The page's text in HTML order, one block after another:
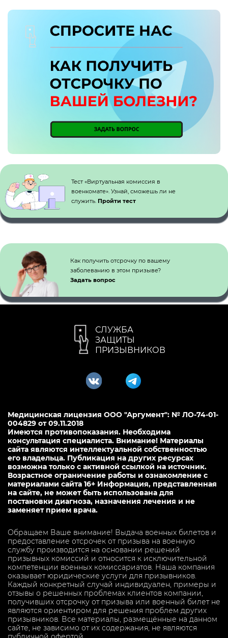
Тест «Виртуальная комиссия в
военкомате». Узнай, сможешь ли не
служить. Пройти тест
Как получить отсрочку по вашему
заболеванию в этом призыве?
Задать вопрос
СЛУЖБА
ЗАЩИТЫ
ПРИЗЫВНИКОВ
Медицинская лицензия ООО "Аргумент": № ЛО-74-01-
004829 от 09.11.2018
Имеются противопоказания. Необходима
консультация специалиста. Внимание! Материалы
сайта являются интеллектуальной собственностью
его владельца. Публикация на других ресурсах
возможна только с активной ссылкой на источник.
Возрастное ограничение работы и ознакомление с
материалами сайта 16+ Информация, представленная
на сайте, не может быть использована для
постановки диагноза, назначения лечения и не
заменяет прием врача.
Обращаем Ваше внимание! Выдача военных билетов и
предоставление отсрочек от призыва на военную
службу производится на основании решений
призывных комиссий и относится к исключительной
компетенции военных комиссариатов. Наша компания
оказывает юридические услуги для призывников.
Каждый конкретный случай индивидуален, примеры и
отзывы о решенных проблемах клиентов компании,
получивших отсрочку от призыва или военный билет не
являются ориентиром для решения проблем других
призывников. Все материалы, размещённые на данном
сайте, не зависимо от их содержания, не являются